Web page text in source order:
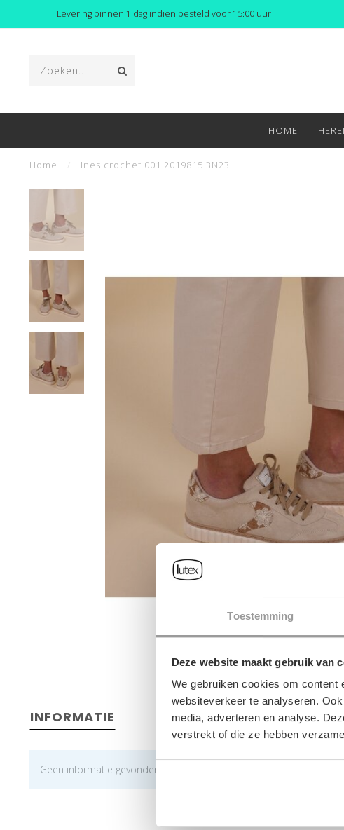
Toestemming
Deze website maakt gebruik van
We gebruiken cookies om content
websiteverkeer te analyseren.
media, adverteren en analyse.
verstrekt of die ze hebben
Levering binnen 1 dag indien besteld voor 15:00 uur
HOME
Home Ines crochet 001 2019815 3N23
INFORMATIE
Geen informatie gevonden